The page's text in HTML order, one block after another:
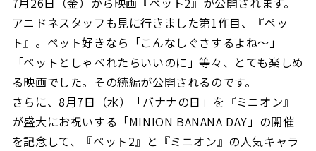
アニドネスタッフも見に行きました第1作目、『ペッ
ト』。ペット好きなら「こんなしぐさするよね～」
「ペットとしゃべれたらいいのに」等々、とても楽しめ
る映画でした。その続編が公開されるのです。
さらに、8月7日（水）「バナナの日」を『ミニオン』
が盛大にお祝いする「MINION BANANA DAY」の開催
を記念して、『ペット2』と『ミニオン』の人気キャラ